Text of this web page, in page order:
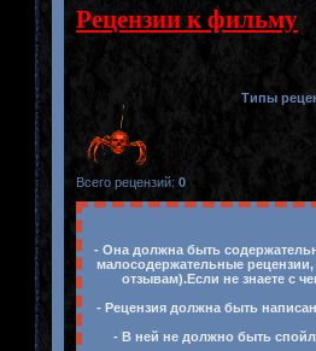
Рецензии к фильму
Типы
Всего рецензий: 0
- Она должна быть
малосодержательные
отзывам).Если не знаете с
- Рецензия должна быть
- В ней не должно быть